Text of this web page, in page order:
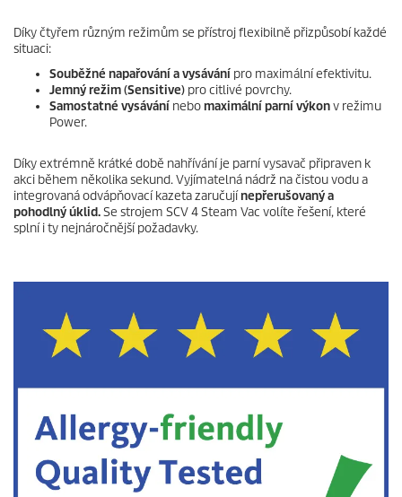
Díky čtyřem různým režimům se přístroj flexibilně přizpůsobí každé
situaci:
Souběžné napařování a vysávání pro maximální efektivitu.
Jemný režim (Sensitive) pro citlivé povrchy.
Samostatné vysávání nebomaximálníparnívýkonv režimu
Power.
Díky extrémně krátké době nahřívání je parní vysavač připraven k
akci během několika sekund. Vyjímatelná nádrž na čistou vodu a
integrovaná odvápňovací kazeta zaručujínepřerušovaný a
pohodlný úklid.Se strojem SCV 4 Steam Vac volíte řešení, které
splní i ty nejnáročnější požadavky.